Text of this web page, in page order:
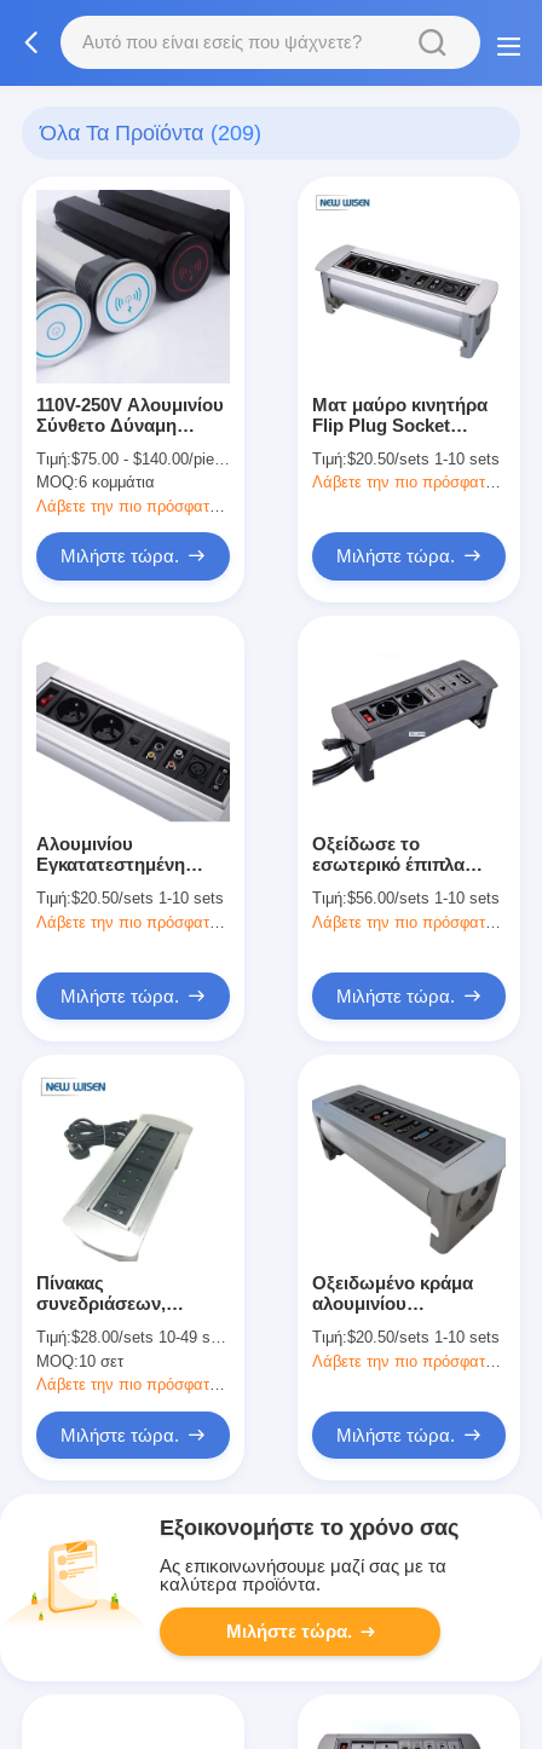
Όλα Τα Προϊόντα (209)
110V-250V Αλουμινίου
Σύνθετο Δύναμη
Πύργο Πύργο για την
κουζίνα
Τιμή:$75.00 - $140.00/pieces
MOQ:6 κομμάτια
Λάβετε την πιο πρόσφατη τιμή
Μιλήστε τώρα.
Ματ μαύρο κινητήρα
Flip Plug Socket
Strip Για ηλεκτρικά
γραφείου
Τιμή:$20.50/sets 1-10 sets
Λάβετε την πιο πρόσφατη τιμή
Μιλήστε τώρα.
Αλουμινίου
Εγκατατεστημένη
επέκταση τραπέζι
συνεδριάσεων πρίζα
Τιμή:$20.50/sets 1-10 sets
Λάβετε την πιο πρόσφατη τιμή
Μιλήστε τώρα.
Οξείδωσε το
εσωτερικό έπιπλα
Up Outlet Σημείο
συνεδριάσεων
Τιμή:$56.00/sets 1-10 sets
Μιλήστε τώρα.
Πίνακας
συνεδριάσεων,
υποδομής USB VGA
RJ45
Τιμή:$28.00/sets 10-49 sets
MOQ:10 σετ
Λάβετε την πιο πρόσφατη τιμή
Μιλήστε τώρα.
Οξειδωμένο κράμα
αλουμινίου
γραμμή ηλεκτρικής
ενέργειας γραφείου
Τιμή:$20.50/sets 1-10 sets
Μιλήστε τώρα.
Εξοικονομήστε το χρόνο σας
Ας επικοινωνήσουμε μαζί σας με τα
καλύτερα προϊόντα.
Μιλήστε τώρα.